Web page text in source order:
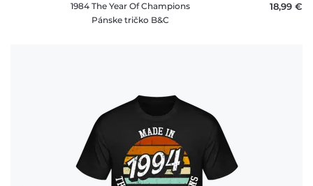
1984 The Year Of Champions
Pánske tričko B&C
18,99 €